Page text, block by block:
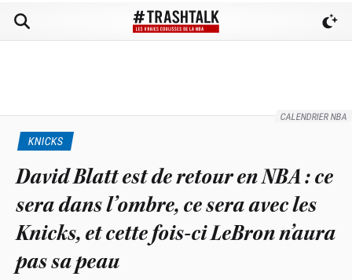
CALENDRIER NBA
KNICKS
David Blatt est de retour en NBA : ce
sera dans l’ombre, ce sera avec les
Knicks, et cette fois-ci LeBron n’aura
pas sa peau